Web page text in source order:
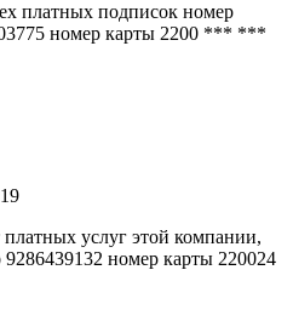
платных подписок номер
номер карты 2200 *** ***
услуг этой компании,
номер карты 220024